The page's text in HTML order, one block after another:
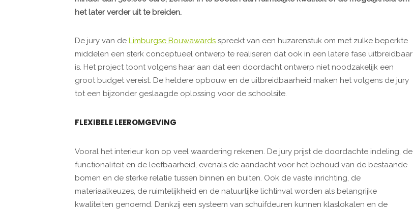
het later verder uit te breiden.
De jury van de Limburgse Bouwawards spreekt van een huzarenstuk om met zulke beperkte
middelen een sterk conceptueel ontwerp te realiseren dat ook in een latere fase uitbreidbaar
is. Het project toont volgens haar aan dat een doordacht ontwerp niet noodzakelijk een
groot budget vereist. De heldere opbouw en de uitbreidbaarheid maken het volgens de jury
tot een bijzonder geslaagde oplossing voor de schoolsite.
FLEXIBELE LEEROMGEVING
Vooral het interieur kon op veel waardering rekenen. De jury prijst de doordachte indeling, de
functionaliteit en de leefbaarheid, evenals de aandacht voor het behoud van de bestaande
bomen en de sterke relatie tussen binnen en buiten. Ook de vaste inrichting, de
materiaalkeuzes, de ruimtelijkheid en de natuurlijke lichtinval worden als belangrijke
kwaliteiten genoemd. Dankzij een systeem van schuifdeuren kunnen klaslokalen en de